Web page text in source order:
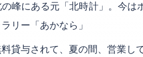
峰にある元「北時計」。今は
リー「あかなら」
貸与されて、夏の間、営業し